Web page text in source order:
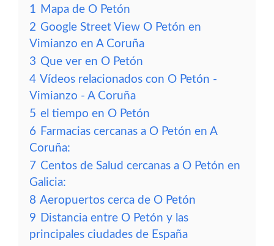
1 Mapa de O Petón
2 Google Street View O Petón en
Vimianzo en A Coruña
3 Que ver en O Petón
4 Vídeos relacionados con O Petón -
Vimianzo - A Coruña
5 el tiempo en O Petón
6 Farmacias cercanas a O Petón en A
Coruña:
7 Centos de Salud cercanas a O Petón en
Galicia:
8 Aeropuertos cerca de O Petón
9 Distancia entre O Petón y las
principales ciudades de España